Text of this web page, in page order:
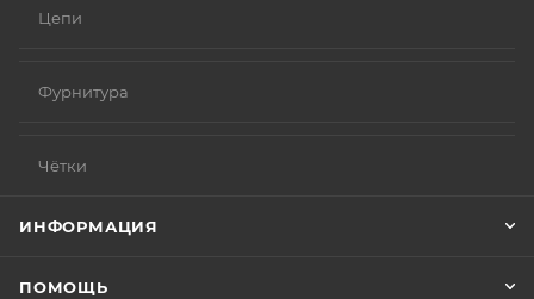
Цепи
Фурнитура
Чётки
ИНФОРМАЦИЯ
ПОМОЩЬ